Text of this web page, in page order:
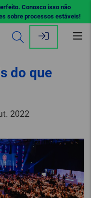
Conosco isso não
sobre processos estáveis!
do que
2022